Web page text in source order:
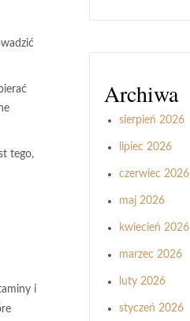
tego,
i
Archiwa
sierpień 2026
lipiec 2026
czerwiec 2026
maj 2026
kwiecień 2026
marzec 2026
luty 2026
styczeń 2026